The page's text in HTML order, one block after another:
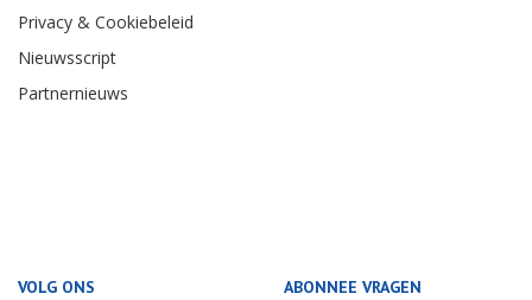
Privacy & Cookiebeleid
Nieuwsscript
Partnernieuws
VOLG ONS ABONNEE VRAGEN